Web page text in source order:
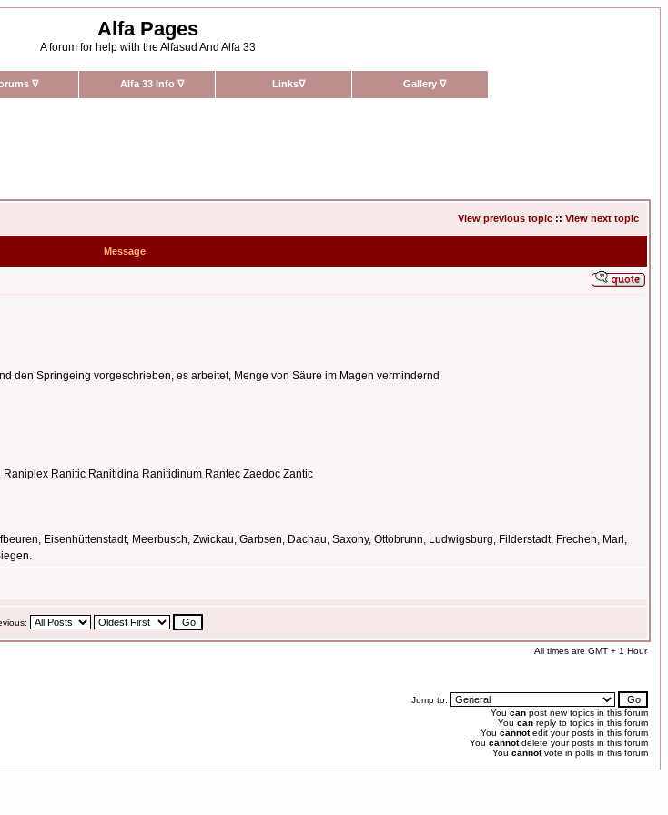
Alfa Pages
A forum for help with the Alfasud And Alfa 33
∇ Alfa 33 Info ∇ Links∇ Gallery ∇
View previous topic :: View next topic
Message
den Springeing vorgeschrieben, es arbeitet, Menge von Säure im Magen vermindernd
Ranitic Ranitidina Ranitidinum Rantec Zaedoc Zantic
Eisenhüttenstadt, Meerbusch, Zwickau, Garbsen, Dachau, Saxony, Ottobrunn, Ludwigsburg, Filderstadt, Frechen, Marl,
All times are GMT + 1 Hour
Jump to:
You can post new topics in this forum
You can reply to topics in this forum
You cannotedit your posts in this forum
You cannotdelete your posts in this forum
You cannotvote in polls in this forum